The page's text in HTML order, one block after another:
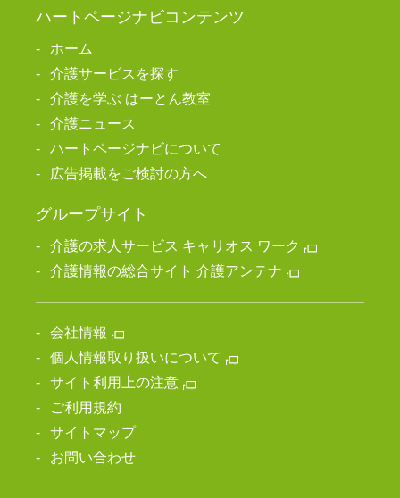
ハートページナビコンテンツ
ホーム
介護サービスを探す
介護を学ぶ はーとん教室
介護ニュース
ハートページナビについて
広告掲載をご検討の方へ
グループサイト
介護の求人サービス キャリオス ワーク
介護情報の総合サイト 介護アンテナ
会社情報
個人情報取り扱いについて
サイト利用上の注意
ご利用規約
サイトマップ
お問い合わせ